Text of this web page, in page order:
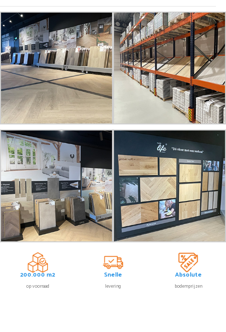
200.000 m2
op voorraad
Snelle
levering
Absolute
bodemprijzen